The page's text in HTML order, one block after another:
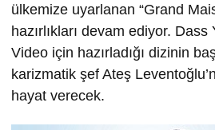
ülkemize uyarlanan “Grand
hazırlıkları devam ediyor. Dass
Video için hazırladığı dizinin
karizmatik şef Ateş
hayat verecek.